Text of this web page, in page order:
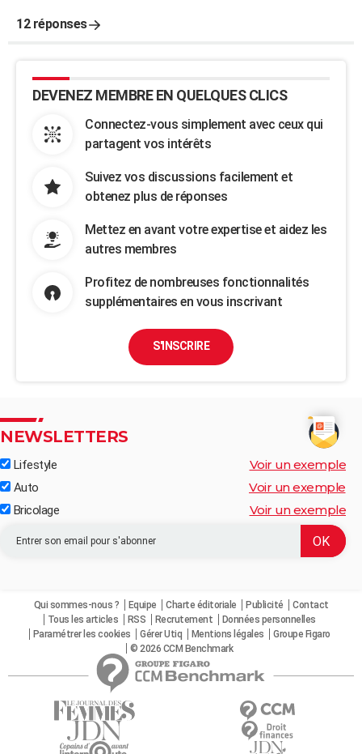
12 réponses
DEVENEZ MEMBRE EN QUELQUES CLICS
Connectez-vous simplement avec ceux qui
partagent vos intérêts
Suivez vos discussions facilement et
obtenez plus de réponses
Mettez en avant votre expertise et aidez les
autres membres
Profitez de nombreuses fonctionnalités
supplémentaires en vous inscrivant
S'INSCRIRE
NEWSLETTERS
Lifestyle Voir un exemple
Auto Voir un exemple
Bricolage Voir un exemple
Qui sommes-nous ? Equipe Charte éditoriale Publicité
Contact
Tous les articles
RSS Recrutement
Données personnelles
Paramétrer les cookies
Gérer Utiq Mentions légales
Groupe Figaro
© 2026 CCM Benchmark